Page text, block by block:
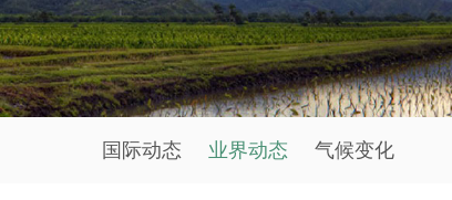
国际动态 业界动态 气候变化